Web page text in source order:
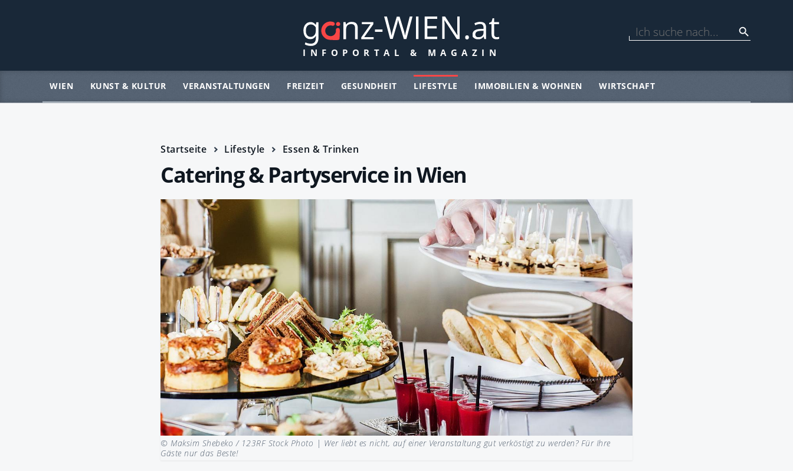
WIEN KUNST & KULTUR VERANSTALTUNGEN FREIZEIT GESUNDHEIT LIFESTYLE IMMOBILIEN & WOHNEN WIRTSCHAFT
Startseite Lifestyle Essen & Trinken
Catering & Partyservice in Wien
© Maksim Shebeko / 123RF Stock Photo | Wer liebt es nicht, auf einer Veranstaltung gut verköstigt zu werden? Für Ihre
Gäste nur das Beste!